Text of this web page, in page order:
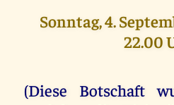
Sonntag, 4.
22.00
(Diese Botschaft